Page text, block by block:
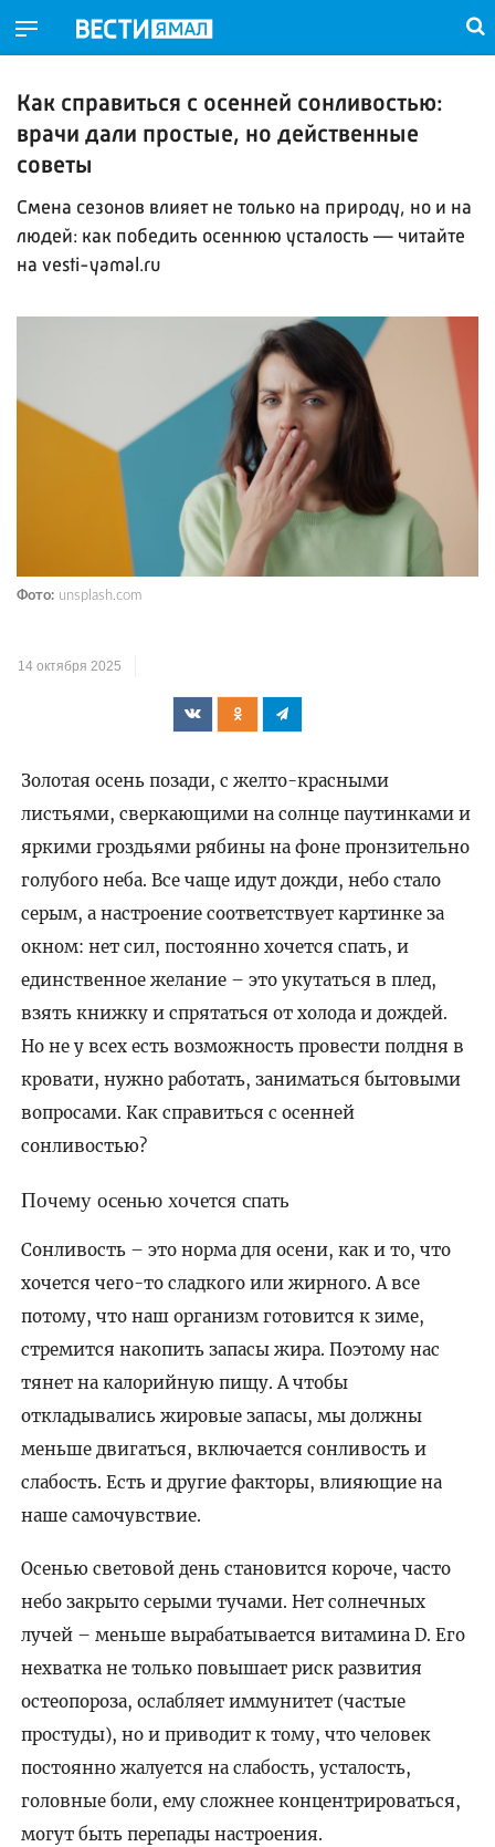
Как справиться с осенней сонливостью:
врачи дали простые, но действенные
советы
Смена сезонов влияет не только на природу, но и на
людей: как победить осеннюю усталость — читайте
на vesti-yamal.ru
Фото: unsplash.com
14 октября 2025
Золотая осень позади, с желто-красными
листьями, сверкающими на солнце паутинками и
яркими гроздьями рябины на фоне пронзительно
голубого неба. Все чаще идут дожди, небо стало
серым, а настроение соответствует картинке за
окном: нет сил, постоянно хочется спать, и
единственное желание – это укутаться в плед,
взять книжку и спрятаться от холода и дождей.
Но не у всех есть возможность провести полдня в
кровати, нужно работать, заниматься бытовыми
вопросами. Как справиться с осенней
сонливостью?
Почему осенью хочется спать
Сонливость – это норма для осени, как и то, что
хочется чего-то сладкого или жирного. А все
потому, что наш организм готовится к зиме,
стремится накопить запасы жира. Поэтому нас
тянет на калорийную пищу. А чтобы
откладывались жировые запасы, мы должны
меньше двигаться, включается сонливость и
слабость. Есть и другие факторы, влияющие на
наше самочувствие.
Осенью световой день становится короче, часто
небо закрыто серыми тучами. Нет солнечных
лучей – меньше вырабатывается витамина D. Его
нехватка не только повышает риск развития
остеопороза, ослабляет иммунитет (частые
простуды), но и приводит к тому, что человек
постоянно жалуется на слабость, усталость,
головные боли, ему сложнее концентрироваться,
могут быть перепады настроения.